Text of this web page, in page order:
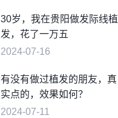
30岁，我在贵阳做发际线植
发，花了一万五
2024-07-16
有没有做过植发的朋友，真
实点的，效果如何？
2024-07-11